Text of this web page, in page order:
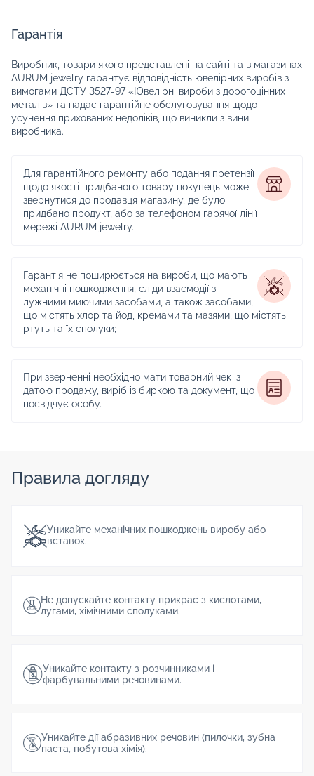
Гарантія
Виробник, товари якого представлені на сайті та в магазинах
AURUM jewelry гарантує відповідність ювелірних виробів з
вимогами ДСТУ 3527-97 «Ювелірні вироби з дорогоцінних
металів» та надає гарантійне обслуговування щодо
усунення прихованих недоліків, що виникли з вини
виробника.
Для гарантійного ремонту або подання претензії
щодо якості придбаного товару покупець може
звернутися до продавця магазину, де було
придбано продукт, або за телефоном гарячої лінії
мережі AURUM jewelry.
Гарантія не поширюється на вироби, що мають
механічні пошкодження, сліди взаємодії з
лужними миючими засобами, а також засобами,
що містять хлор та йод, кремами та мазями, що містять
ртуть та їх сполуки;
При зверненні необхідно мати товарний чек із
датою продажу, виріб із биркою та документ, що
посвідчує особу.
Правила догляду
Уникайте механічних пошкоджень виробу або
вставок.
Не допускайте контакту прикрас з кислотами,
лугами, хімічними сполуками.
Уникайте контакту з розчинниками і
фарбувальними речовинами.
Уникайте дії абразивних речовин (пилочки, зубна
паста, побутова хімія).